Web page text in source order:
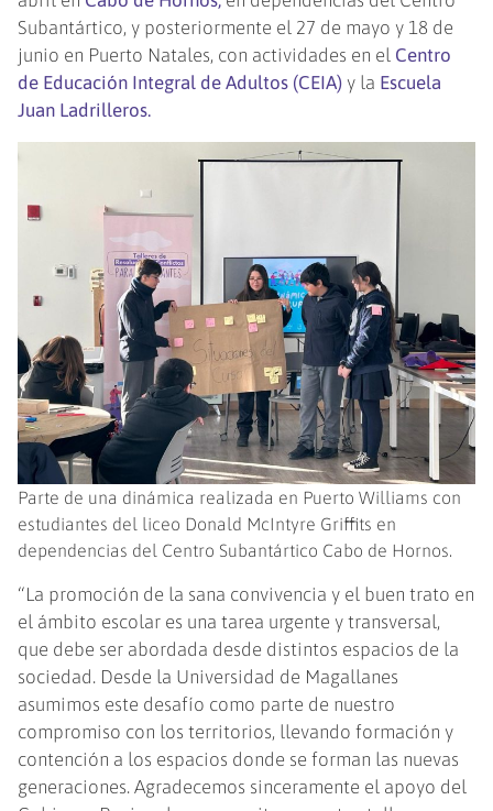
Subantártico, y posteriormente el 27 de mayo y 18 de
junio en Puerto Natales, con actividades en el Centro
de Educación Integral de Adultos (CEIA) y la Escuela
Juan Ladrilleros.
Parte de una dinámica realizada en Puerto Williams con
estudiantes del liceo Donald McIntyre Griffits en
dependencias del Centro Subantártico Cabo de Hornos.
“La promoción de la sana convivencia y el buen trato en
el ámbito escolar es una tarea urgente y transversal,
que debe ser abordada desde distintos espacios de la
sociedad. Desde la Universidad de Magallanes
asumimos este desafío como parte de nuestro
compromiso con los territorios, llevando formación y
contención a los espacios donde se forman las nuevas
generaciones. Agradecemos sinceramente el apoyo del